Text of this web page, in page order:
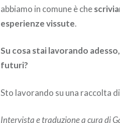
abbiamo in comune è che
esperienze vissute.
Su cosa stai lavorando
futuri?
Sto lavorando su una raccolta
Intervista e traduzione a cura di